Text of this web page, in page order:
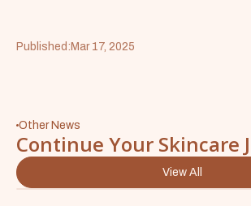
Published: Mar 17, 2025
Other News
Continue Your Skincare
View All